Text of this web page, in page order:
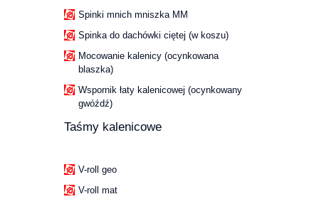
Spinki mnich mniszka MM
Spinka do dachówki ciętej (w koszu)
Mocowanie kalenicy (ocynkowana
blaszka)
Wspornik łaty kalenicowej (ocynkowany
gwóźdź)
Taśmy kalenicowe
V-roll geo
V-roll mat